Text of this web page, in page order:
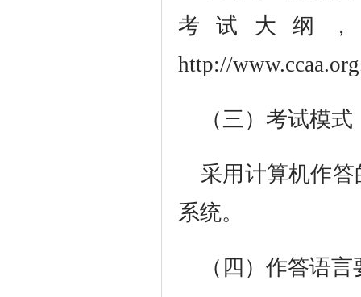
考试大纲
http://
（三）考试模式
采用计算机作
系统。
（四）作答语言